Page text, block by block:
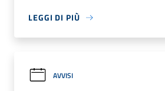
LEGGI DI PIÙ
AVVISI